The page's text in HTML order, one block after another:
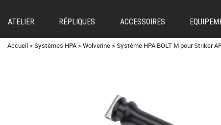
ATELIER RÉPLIQUES ACCESSOIRES
Accueil> Systèmes HPA>Wolverine> Système HPA BOLT M pour Striker